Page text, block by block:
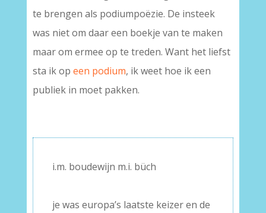
te brengen als podiumpoëzie. De insteek
was niet om daar een boekje van te maken
maar om ermee op te treden. Want het liefst
sta ik op een podium, ik weet hoe ik een
publiek in moet pakken.
i.m. boudewijn m.i. büch
je was europa’s laatste keizer en de